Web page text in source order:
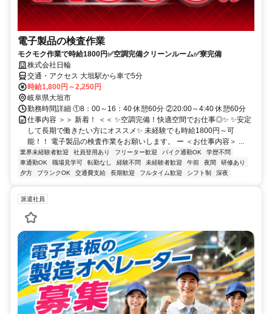
電子製品の検査作業
モクモク作業で時給1800円✅空調完備クリーンルーム✅寮完備
株式会社日輪
交通・アクセス 大垣駅から車で5分
時給1,800円～2,250円
岐阜県大垣市
勤務時間詳細 ①8：00～16：40 休憩60分 ②20:00～4:40 休憩60分
仕事内容 ＞＞ 新着！ ＜＜ ✨空調完備！快適空間でお仕事◎✨ ✨安定
して長期で働きたい方にオススメ✨ 未経験でも時給1800円～可
能！！ 電子製品の検査作業をお願いします。 ー ＜お仕事内容＞ ...
業界未経験者歓迎 社員登用あり フリーター歓迎 バイク通勤OK
学歴不問
車通勤OK
職場見学可 転勤なし 経験不問 未経験者歓迎 午前 夜間
研修あり
夕方
ブランクOK 交通費支給 長期歓迎 フルタイム歓迎 シフト制 深夜
派遣社員